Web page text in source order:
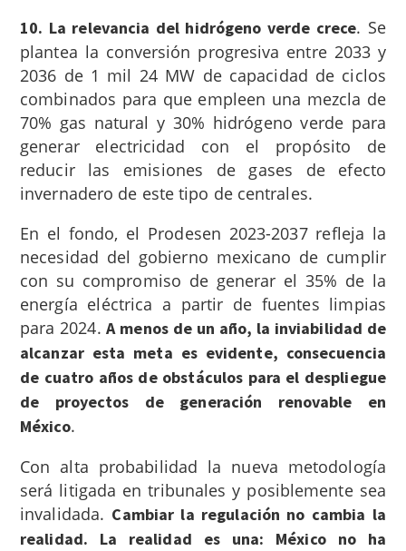
10. La relevancia del hidrógeno verde crece. Se
plantea la conversión progresiva entre 2033 y
2036 de 1 mil 24 MW de capacidad de ciclos
combinados para que empleen una mezcla de
70% gas natural y 30% hidrógeno verde para
generar electricidad con el propósito de
reducir las emisiones de gases de efecto
invernadero de este tipo de centrales.
En el fondo, el Prodesen 2023-2037 refleja la
necesidad del gobierno mexicano de cumplir
con su compromiso de generar el 35% de la
energía eléctrica a partir de fuentes limpias
para 2024.A menos de un año, la inviabilidad de
alcanzar esta meta es evidente, consecuencia
de cuatro años de obstáculos para el despliegue
de proyectos de generación renovable en
México.
Con alta probabilidad la nueva metodología
será litigada en tribunales y posiblemente sea
invalidada. Cambiar la regulación no cambia la
realidad. La realidad es una: México no ha